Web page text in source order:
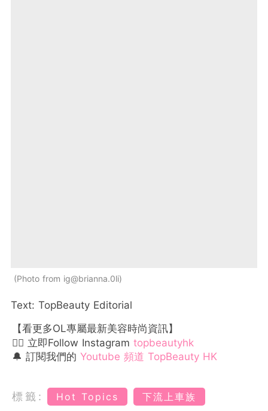
Photo from ig@brianna.0li
Text: TopBeauty Editorial
【看更多OL專屬最新美容時尚資訊】
👉🏻 立即Follow Instagram topbeautyhk
🔔 訂閱我們的 Youtube 頻道 TopBeauty HK
標籤: Hot Topics 下流上車族